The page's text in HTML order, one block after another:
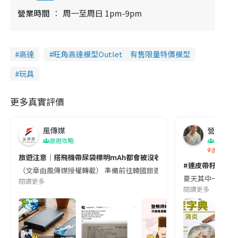
營業時間 周一至周日 1pm-9pm
高達
旺角高達模型Outlet 有售限量特價模型
玩具
更多真實評價
風傳媒
旅遊攻略
旅遊注意｜搭飛機帶尿袋標明mAh都會被沒收😱出發前切記檢查
（文章由風傳媒授權轉載） 準備前往韓國旅遊的民眾，近期要
閱讀更多
營養
香港
#連皮帶籽
夏天其中一
閱讀更多